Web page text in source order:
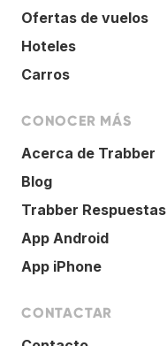
Ofertas de vuelos
Hoteles
Carros
CONOCER MÁS
Acerca de Trabber
Blog
Trabber Respuestas
App Android
App iPhone
CONTACTAR